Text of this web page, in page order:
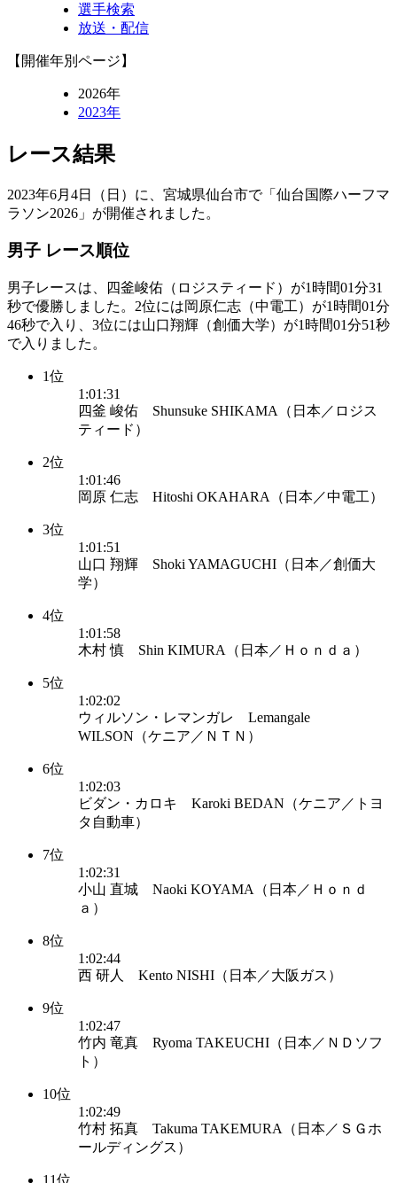
選手検索
放送・配信
【開催年別ページ】
2026年
2023年
レース結果
2023年6月4日（日）に、宮城県仙台市で「仙台国際ハーフマ
ラソン2026」が開催されました。
男子 レース順位
男子レースは、四釜峻佑（ロジスティード）が1時間01分31
秒で優勝しました。2位には岡原仁志（中電工）が1時間01分
46秒で入り、3位には山口翔輝（創価大学）が1時間01分51秒
で入りました。
1位
1:01:31
四釜 峻佑 Shunsuke SHIKAMA（日本／ロジス
ティード）
2位
1:01:46
岡原 仁志 Hitoshi OKAHARA（日本／中電工）
3位
1:01:51
山口 翔輝 Shoki YAMAGUCHI（日本／創価大
学）
4位
1:01:58
木村 慎 Shin KIMURA（日本／Ｈｏｎｄａ）
5位
1:02:02
ウィルソン・レマンガレ Lemangale
WILSON（ケニア／ＮＴＮ）
6位
1:02:03
ビダン・カロキ Karoki BEDAN（ケニア／トヨ
タ自動車）
7位
1:02:31
小山 直城 Naoki KOYAMA（日本／Ｈｏｎｄ
ａ）
8位
1:02:44
西 研人 Kento NISHI（日本／大阪ガス）
9位
1:02:47
竹内 竜真 Ryoma TAKEUCHI（日本／ＮＤソフ
ト）
10位
1:02:49
竹村 拓真 Takuma TAKEMURA（日本／ＳＧホ
ールディングス）
11位